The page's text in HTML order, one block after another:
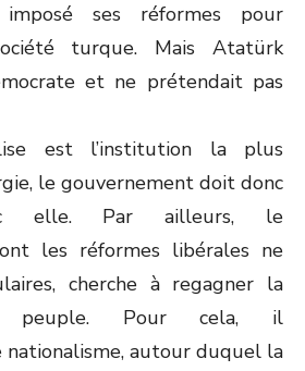
ses réformes pour
turque. Mais Atatürk
et ne prétendait pas
est l’institution la plus
le gouvernement doit donc
elle. Par ailleurs, le
les réformes libérales ne
cherche à regagner la
peuple. Pour cela, il
autour duquel la